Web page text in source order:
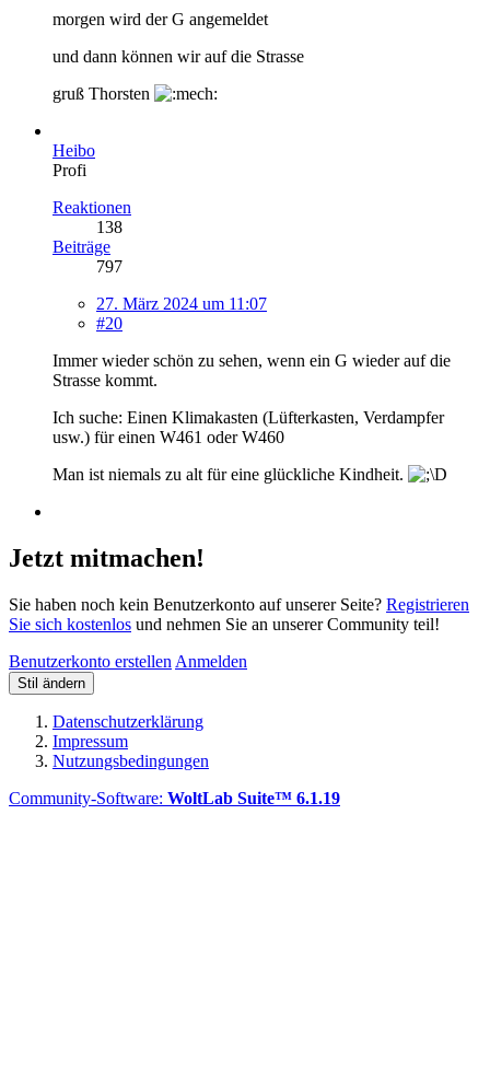
morgen wird der G angemeldet
und dann können wir auf die Strasse
gruß Thorsten
Heibo
Profi
Reaktionen
138
Beiträge
797
27. März 2024 um 11:07
#20
Immer wieder schön zu sehen, wenn ein G wieder auf die
Strasse kommt.
Ich suche: Einen Klimakasten (Lüfterkasten, Verdampfer
usw.) für einen W461 oder W460
Man ist niemals zu alt für eine glückliche Kindheit.
Jetzt mitmachen!
Sie haben noch kein Benutzerkonto auf unserer Seite? Registrieren
Sie sich kostenlos und nehmen Sie an unserer Community teil!
Benutzerkonto erstellen Anmelden
Stil ändern
Datenschutzerklärung
Impressum
Nutzungsbedingungen
Community-Software: WoltLab Suite™ 6.1.19